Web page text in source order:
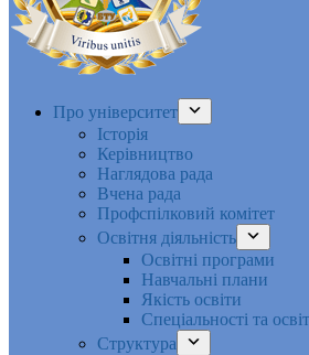
Про університет
Історія
Керівництво
Наглядова рада
Вчена рада
Профспілковий комітет
Освітня діяльність
Освітні програми
Навчальні плани
Якість освіти
Спеціальності та
Структура